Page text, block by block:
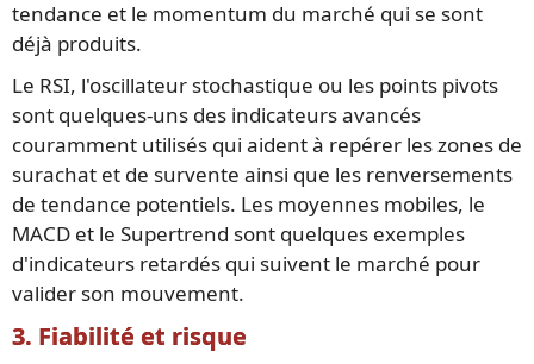
tendance et le momentum du marché qui se sont
déjà produits.
Le RSI, l'oscillateur stochastique ou les points pivots
sont quelques-uns des indicateurs avancés
couramment utilisés qui aident à repérer les zones de
surachat et de survente ainsi que les renversements
de tendance potentiels. Les moyennes mobiles, le
MACD et le Supertrend sont quelques exemples
d'indicateurs retardés qui suivent le marché pour
valider son mouvement.
3. Fiabilité et risque